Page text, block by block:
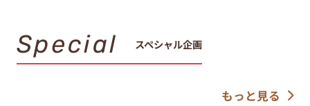
Special スペシャル企画
もっと見る